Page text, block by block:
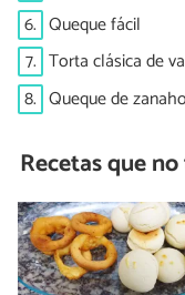
6. Queque fácil
7. Torta clásica de
8. Queque de
Recetas que